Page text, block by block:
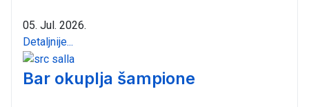
05. Jul. 2026.
Detaljnije...
Bar okuplja šampione